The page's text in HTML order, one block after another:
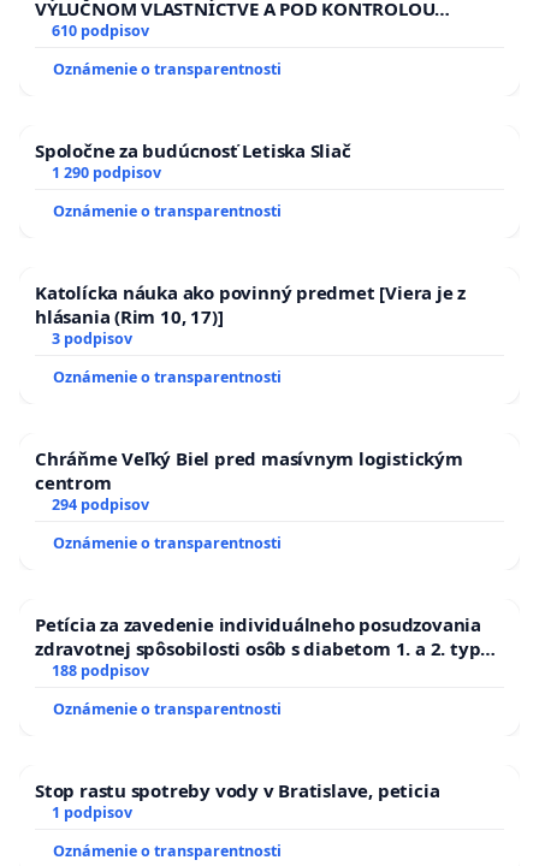
VÝLUČNOM VLASTNÍCTVE A POD KONTROLOU
SLOVENSKEJ REPUBLIKY & žiadosť na riešenie
zanedbaného stavu závlahových a odvodňovacích
kanálov na Slovensku
610 podpisov
Oznámenie o transparentnosti
Spoločne za budúcnosť Letiska Sliač
1 290 podpisov
Oznámenie o transparentnosti
Katolícka náuka ako povinný predmet [Viera je z
hlásania (Rim 10, 17)]
3 podpisov
Oznámenie o transparentnosti
Chráňme Veľký Biel pred masívnym logistickým
centrom
294 podpisov
Oznámenie o transparentnosti
Petícia za zavedenie individuálneho posudzovania
zdravotnej spôsobilosti osôb s diabetom 1. a 2. typu
pri prijímaní do Policajného zboru SR
188 podpisov
Oznámenie o transparentnosti
Stop rastu spotreby vody v Bratislave, peticia
1 podpisov
Oznámenie o transparentnosti